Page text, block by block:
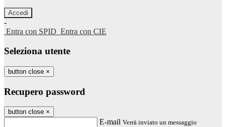
-
Entra con SPID Entra con CIE
Seleziona utente
button close ×
Recupero password
button close ×
E-mail Verrà inviato un messaggio